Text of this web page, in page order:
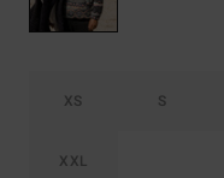
XS S
XXL